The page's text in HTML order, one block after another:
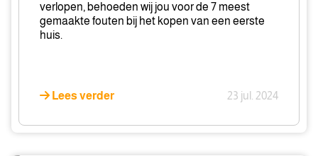
veelgemaakte
fouten
verlopen, behoeden wij jou voor de 7 meest
gemaakte fouten bij het kopen van een eerste
huis.
Lees verder 23 jul. 2024